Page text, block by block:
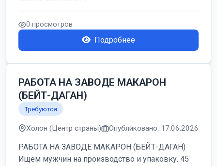
0 просмотров
Подробнее
РАБОТА НА ЗАВОДЕ МАКАРОН
(БЕЙТ-ДАГАН)
Требуются
Холон (Центр страны) Опубликовано: 17.06.2026
РАБОТА НА ЗАВОДЕ МАКАРОН (БЕЙТ-ДАГАН)
Ищем мужчин на производство и упаковку. 45